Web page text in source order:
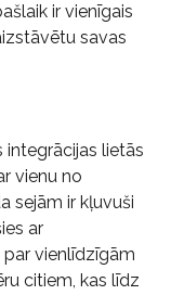
ir vienīgais
savas
integrācijas lietās
vienu no
sejām ir kļuvuši
ar
par vienlīdzīgām
citiem, kas līdz